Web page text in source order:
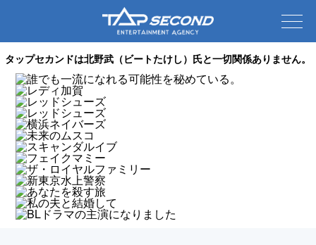
タップセカンドは北野武（ビートたけし）氏と一切関係ありません。